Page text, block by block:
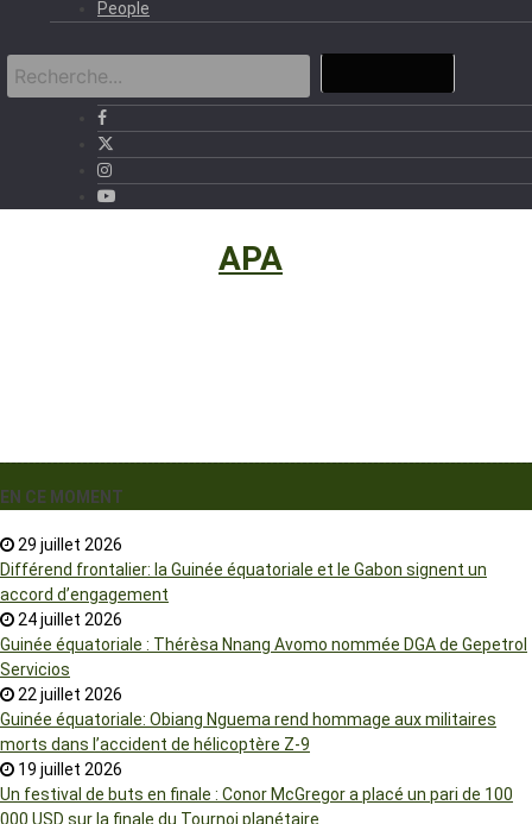
People
APA
EN CE MOMENT
29 juillet 2026
Différend frontalier: la Guinée équatoriale et le Gabon signent un
accord d’engagement
24 juillet 2026
Guinée équatoriale : Thérèsa Nnang Avomo nommée DGA de Gepetrol
Servicios
22 juillet 2026
Guinée équatoriale: Obiang Nguema rend hommage aux militaires
morts dans l’accident de hélicoptère Z-9
19 juillet 2026
Un festival de buts en finale : Conor McGregor a placé un pari de 100
000 USD sur la finale du Tournoi planétaire